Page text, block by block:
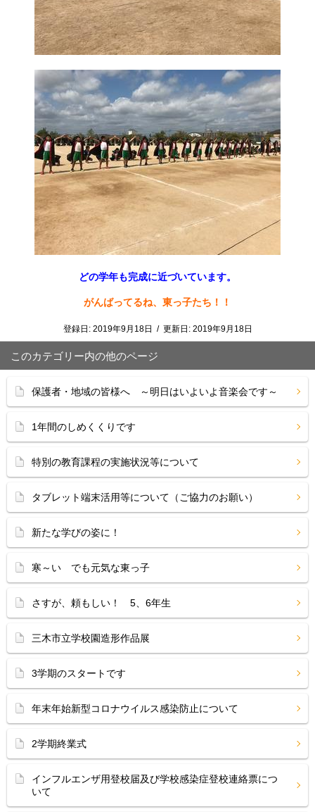
どの学年も完成に近づいています。
がんばってるね、東っ子たち！！
登録日: 2019年9月18日 / 更新日: 2019年9月18日
このカテゴリー内の他のページ
保護者・地域の皆様へ ～明日はいよいよ音楽会です～
1年間のしめくくりです
特別の教育課程の実施状況等について
タブレット端末活用等について（ご協力のお願い）
新たな学びの姿に！
寒～い でも元気な東っ子
さすが、頼もしい！ 5、6年生
三木市立学校園造形作品展
3学期のスタートです
年末年始新型コロナウイルス感染防止について
2学期終業式
インフルエンザ用登校届及び学校感染症登校連絡票につ
いて